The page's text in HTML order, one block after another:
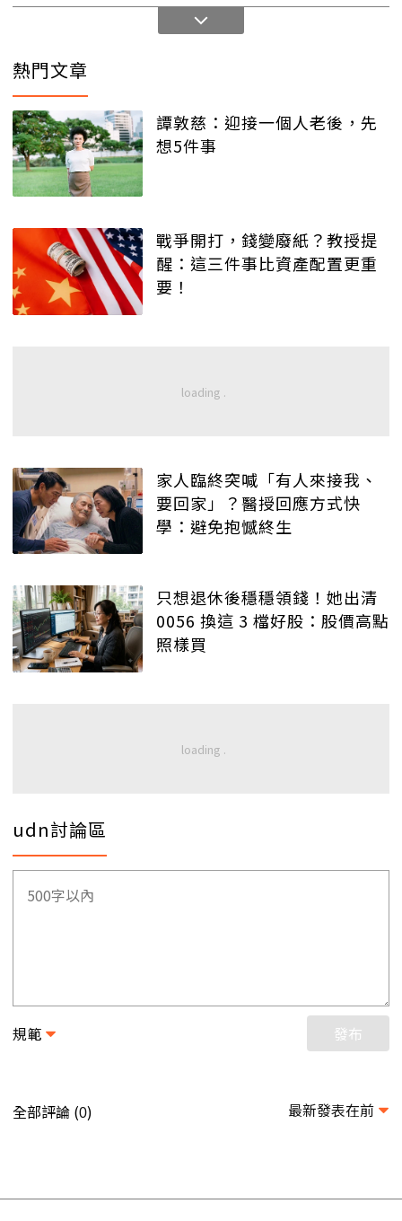
熱門文章
譚敦慈：迎接一個人老後，先
想5件事
戰爭開打，錢變廢紙？教授提
醒：這三件事比資產配置更重
要！
家人臨終突喊「有人來接我、
要回家」？醫授回應方式快
學：避免抱憾終生
只想退休後穩穩領錢！她出清
0056 換這 3 檔好股：股價高點
照樣買
udn討論區
規範 發布
全部評論 (0) 最新發表在前